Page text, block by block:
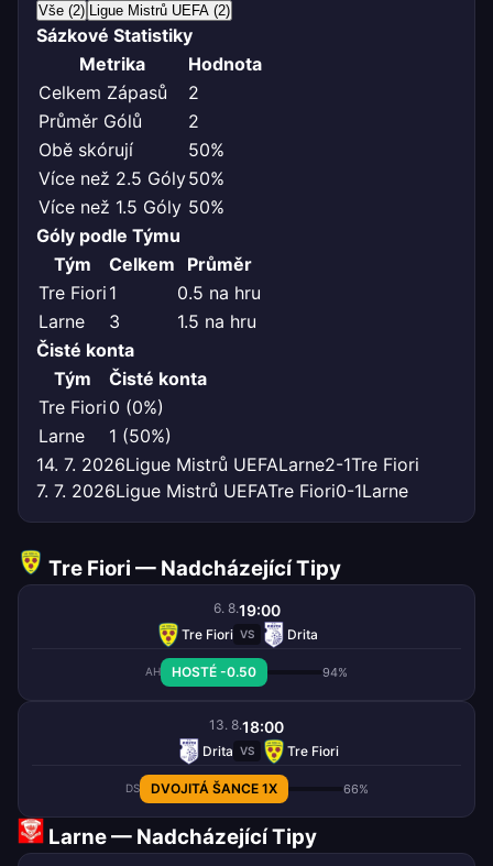
Vše (2) Ligue Mistrů UEFA (2)
Sázkové Statistiky
Metrika
Hodnota
Celkem Zápasů
2
Průměr Gólů
2
Obě skórují
50%
Více než 2.5 Góly50%
Více než 1.5 Góly 50%
Góly podle Týmu
Tým
Celkem
Průměr
Tre Fiori 1
0.5 na hru
Larne
3
1.5 na hru
Čisté konta
Tým
Čisté konta
Tre Fiori 0 (0%)
Larne
1 (50%)
14. 7. 2026Ligue Mistrů UEFALarne2-1Tre Fiori
7. 7. 2026Ligue Mistrů UEFATre Fiori0-1Larne
Tre Fiori — Nadcházející Tipy
6. 8.19:00
Tre Fiori VS Drita
AH HOSTÉ -0.50 94%
13. 8.18:00
Drita VS Tre Fiori
DS DVOJITÁ ŠANCE 1X 66%
Larne — Nadcházející Tipy